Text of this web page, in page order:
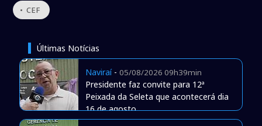
• CEF
Últimas Notícias
Naviraí- 05/08/2026 09h39min
Presidente faz convite para 12ª
Peixada da Seleta que acontecerá dia
16 de agosto